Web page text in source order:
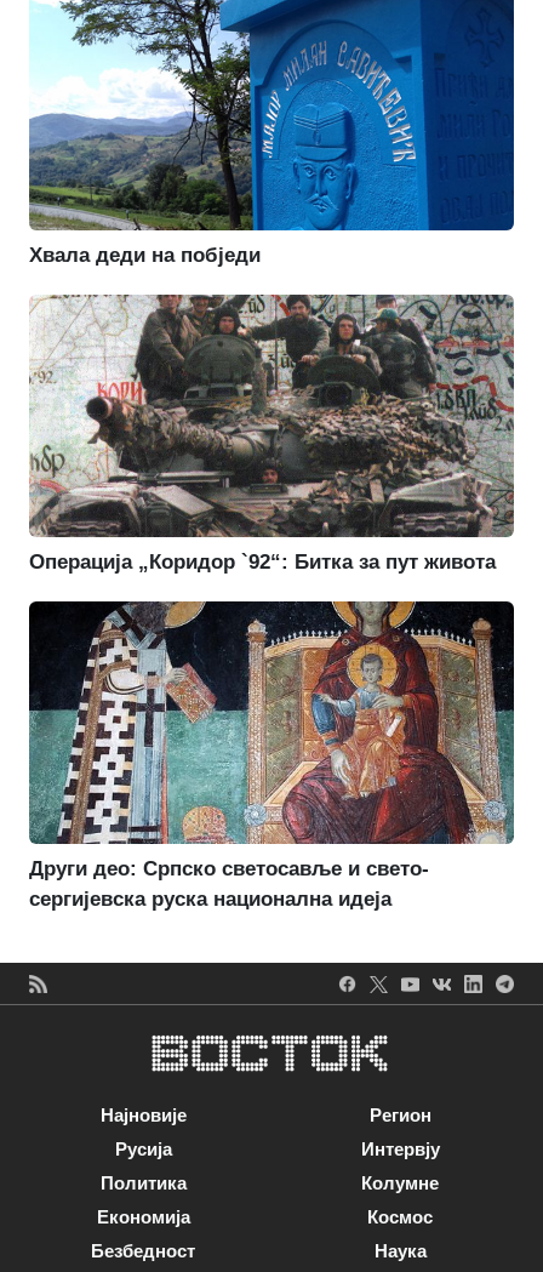
Хвала деди на побједи
Операција „Коридор `92“: Битка за пут живота
Други део: Српско светосавље и свето-
сергијевска руска национална идеја
Најновије
Русија
Политика
Економија
Безбедност
Регион
Интервју
Колумне
Космос
Наука